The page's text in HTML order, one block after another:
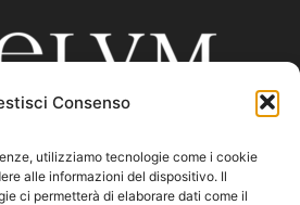
Consenso
utilizziamo tecnologie come i cookie
alle informazioni del dispositivo. Il
ci permetterà di elaborare dati come il
SIAMO